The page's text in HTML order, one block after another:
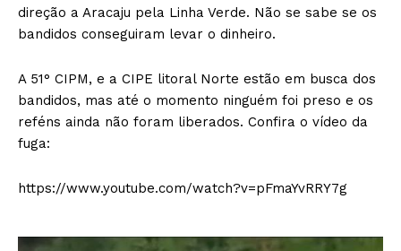
direção a Aracaju pela Linha Verde. Não se sabe se os
bandidos conseguiram levar o dinheiro.
A 51° CIPM, e a CIPE litoral Norte estão em busca dos
bandidos, mas até o momento ninguém foi preso e os
reféns ainda não foram liberados. Confira o vídeo da
fuga:
https://www.youtube.com/watch?v=pFmaYvRRY7g